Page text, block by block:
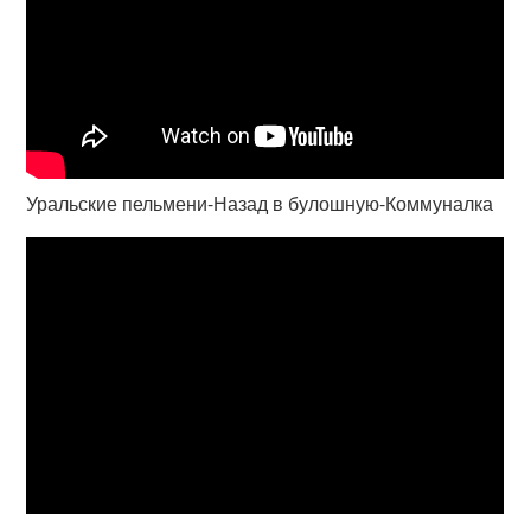
Уральские пельмени-Назад в булошную-Коммуналка